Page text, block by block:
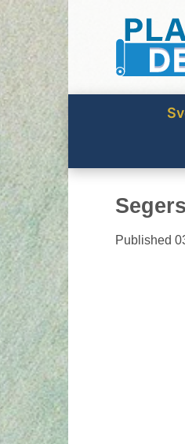
to
Published